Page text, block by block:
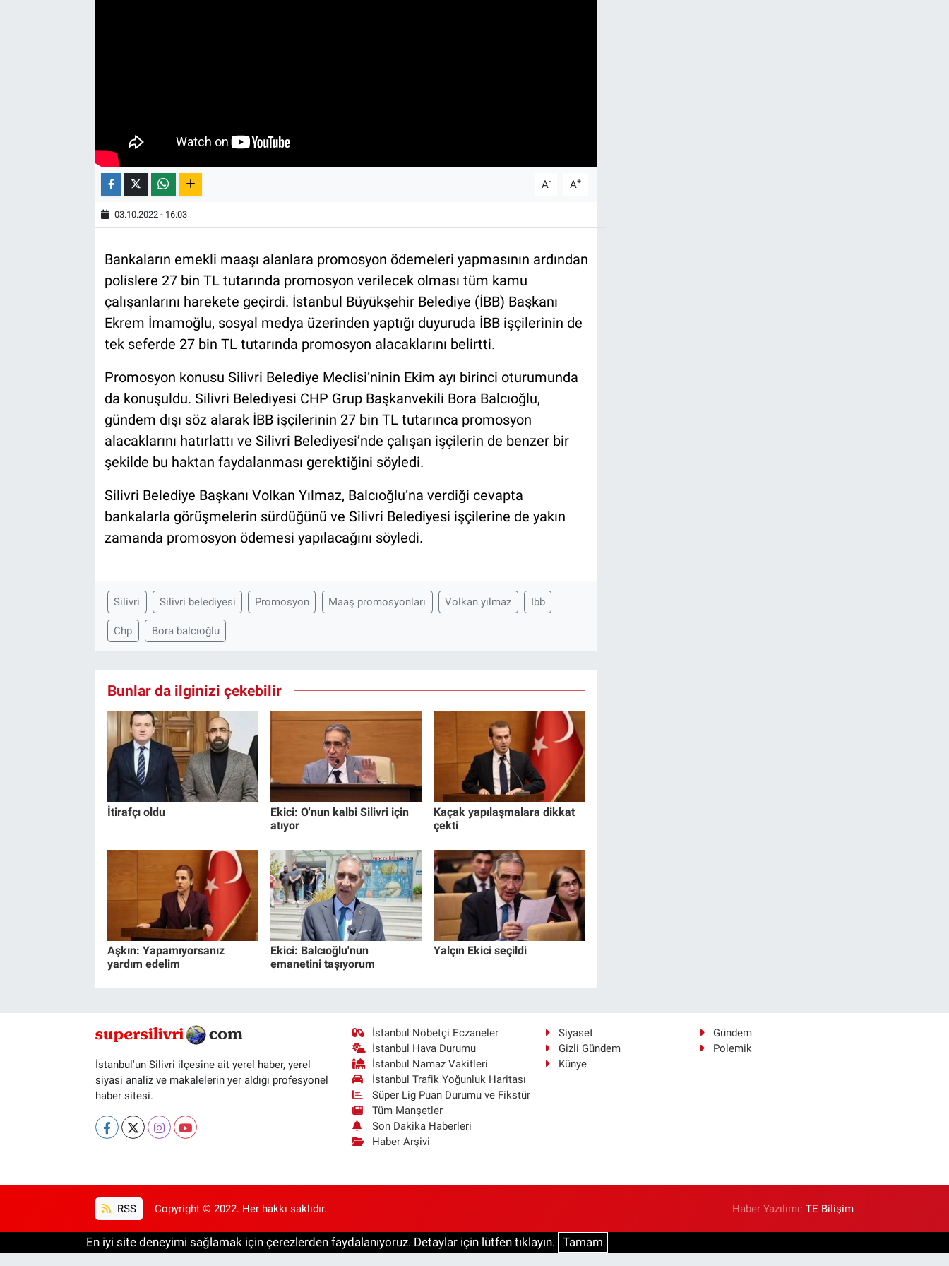
A- A+
03.10.2022 - 16:03
Bankaların emekli maaşı alanlara promosyon ödemeleri yapmasının ardından
polislere 27 bin TL tutarında promosyon verilecek olması tüm kamu
çalışanlarını harekete geçirdi. İstanbul Büyükşehir Belediye (İBB) Başkanı
Ekrem İmamoğlu, sosyal medya üzerinden yaptığı duyuruda İBB işçilerinin de
tek seferde 27 bin TL tutarında promosyon alacaklarını belirtti.
Promosyon konusu Silivri Belediye Meclisi’ninin Ekim ayı birinci oturumunda
da konuşuldu. Silivri Belediyesi CHP Grup Başkanvekili Bora Balcıoğlu,
gündem dışı söz alarak İBB işçilerinin 27 bin TL tutarınca promosyon
alacaklarını hatırlattı ve Silivri Belediyesi’nde çalışan işçilerin de benzer bir
şekilde bu haktan faydalanması gerektiğini söyledi.
Silivri Belediye Başkanı Volkan Yılmaz, Balcıoğlu’na verdiği cevapta
bankalarla görüşmelerin sürdüğünü ve Silivri Belediyesi işçilerine de yakın
zamanda promosyon ödemesi yapılacağını söyledi.
Silivri Silivri belediyesi Promosyon Maaş promosyonları Volkan yılmaz Ibb
Chp Bora balcıoğlu
Bunlar da ilginizi çekebilir
İtirafçı oldu
Ekici: O'nun kalbi Silivri için
atıyor
Kaçak yapılaşmalara dikkat
çekti
Aşkın: Yapamıyorsanız
yardım edelim
Ekici: Balcıoğlu'nun
emanetini taşıyorum
Yalçın Ekici seçildi
İstanbul'un Silivri ilçesine ait yerel haber, yerel
siyasi analiz ve makalelerin yer aldığı profesyonel
haber sitesi.
İstanbul Nöbetçi Eczaneler
İstanbul Hava Durumu
İstanbul Namaz Vakitleri
İstanbul Trafik Yoğunluk Haritası
Süper Lig Puan Durumu ve Fikstür
Tüm Manşetler
Son Dakika Haberleri
Haber Arşivi
Siyaset
Gündem
Gizli Gündem
Polemik
Künye
RSS Copyright © 2022. Her hakkı saklıdır. Haber Yazılımı:TE Bilişim
En iyi site deneyimi sağlamak için çerezlerden faydalanıyoruz. Detaylar için lütfen tıklayın. Tamam